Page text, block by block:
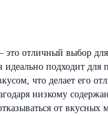
отличный выбор для
подходит для
что делает его
низкому
от